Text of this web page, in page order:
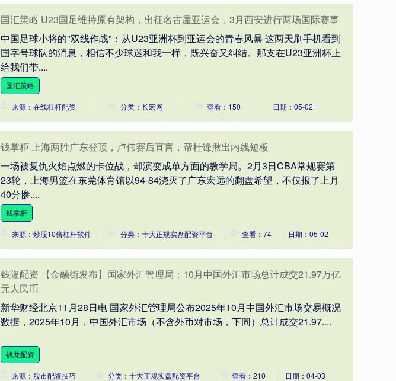
国汇策略 U23国足维持原有架构，出征名古屋亚运会，3月西安进行两场国际赛事
中国足球小将的"双线作战"：从U23亚洲杯到亚运会的青春风暴 这两天刷手机看到
国字号球队的消息，相信不少球迷和我一样，既兴奋又纠结。那支在U23亚洲杯上
给我们带....
国汇策略
来源：在线杠杆配资 分类：长宏网 查看：150 日期：05-02
钱掌柜 上海两胜广东登顶，卢伟赛后直言，帮杜锋揪出内线短板
一场被复仇火焰点燃的卡位战，却演变成单方面的教学局。2月3日CBA常规赛第
23轮，上海男篮在东莞体育馆以94-84浇灭了广东宏远的翻盘希望，不仅报了上月
40分惨....
钱掌柜
来源：炒股10倍杠杆软件 分类：十大正规实盘配资平台 查看：74 日期：05-02
钱隆配资 【金融街发布】国家外汇管理局：10月中国外汇市场总计成交21.97万亿
元人民币
新华财经北京11月28日电 国家外汇管理局公布2025年10月中国外汇市场交易概况
数据，2025年10月，中国外汇市场（不含外币对市场，下同）总计成交21.97....
钱龙配资
来源：股市配资技巧 分类：十大正规实盘配资平台 查看：210 日期：04-03